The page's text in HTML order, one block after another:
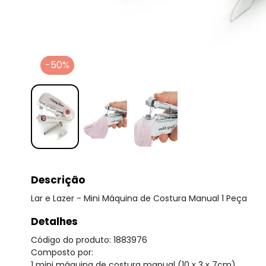
-50%
Descrição
Lar e Lazer - Mini Máquina de Costura Manual 1 Peça
Detalhes
Código do produto: 1883976
Composto por: